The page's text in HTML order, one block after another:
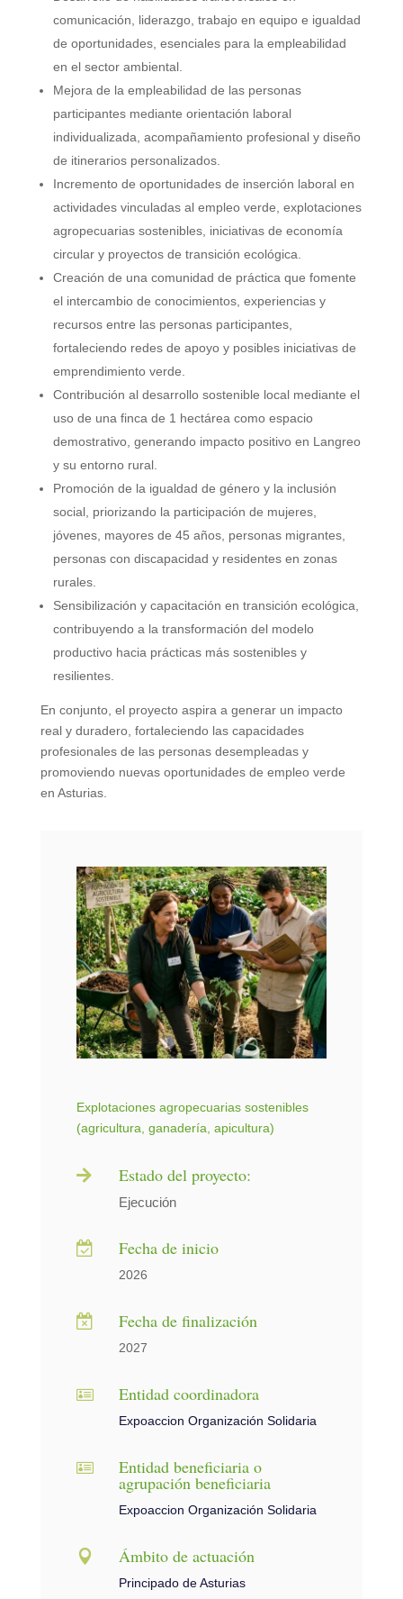
comunicación, liderazgo, trabajo en equipo e igualdad
de oportunidades, esenciales para la empleabilidad
en el sector ambiental.
Mejora de la empleabilidad de las personas
participantes mediante orientación laboral
individualizada, acompañamiento profesional y diseño
de itinerarios personalizados.
Incremento de oportunidades de inserción laboral en
actividades vinculadas al empleo verde, explotaciones
agropecuarias sostenibles, iniciativas de economía
circular y proyectos de transición ecológica.
Creación de una comunidad de práctica que fomente
el intercambio de conocimientos, experiencias y
recursos entre las personas participantes,
fortaleciendo redes de apoyo y posibles iniciativas de
emprendimiento verde.
Contribución al desarrollo sostenible local mediante el
uso de una finca de 1 hectárea como espacio
demostrativo, generando impacto positivo en Langreo
y su entorno rural.
Promoción de la igualdad de género y la inclusión
social, priorizando la participación de mujeres,
jóvenes, mayores de 45 años, personas migrantes,
personas con discapacidad y residentes en zonas
rurales.
Sensibilización y capacitación en transición ecológica,
contribuyendo a la transformación del modelo
productivo hacia prácticas más sostenibles y
resilientes.
En conjunto, el proyecto aspira a generar un impacto
real y duradero, fortaleciendo las capacidades
profesionales de las personas desempleadas y
promoviendo nuevas oportunidades de empleo verde
en Asturias.
Explotaciones agropecuarias sostenibles
(agricultura, ganadería, apicultura)
 Estado del proyecto:
Ejecución
 Fecha de inicio
2026
 Fecha de finalización
2027
 Entidad coordinadora
Expoaccion Organización Solidaria
 Entidad beneficiaria o
agrupación beneficiaria
Expoaccion Organización Solidaria
 Ámbito de actuación
Principado de Asturias